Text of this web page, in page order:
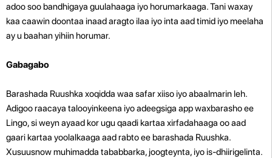
adoo soo bandhigaya guulahaaga iyo horumarkaaga. Tani waxay
kaa caawin doontaa inaad aragto ilaa iyo inta aad timid iyo meelaha
ay u baahan yihiin horumar.
Gabagabo
Barashada Ruushka xoqidda waa safar xiiso iyo abaalmarin leh.
Adigoo raacaya talooyinkeena iyo adeegsiga app waxbarasho ee
Lingo, si weyn ayaad kor ugu qaadi kartaa xirfadahaaga oo aad
gaari kartaa yoolalkaaga aad rabto ee barashada Ruushka.
Xusuusnow muhimadda tababbarka, joogteynta, iyo is-dhiirigelinta.